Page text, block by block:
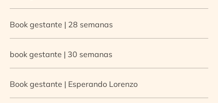
Book gestante | 28 semanas
book gestante | 30 semanas
Book gestante | Esperando Lorenzo